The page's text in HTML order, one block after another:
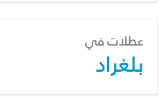
عطلات في
بلغراد